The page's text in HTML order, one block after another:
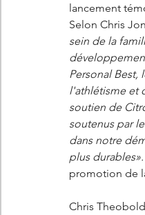
lancement
Selon Chris
sein de la
Personal
l'athlétisme et
soutien de
soutenus par
dans notre
plus durables».
promotion de
Chris